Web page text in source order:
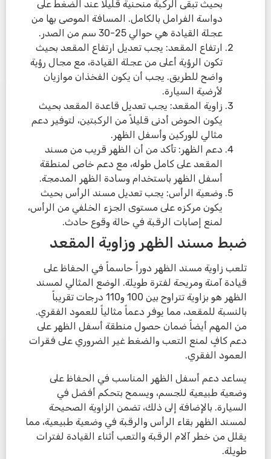
بحيث تبقى الركبة منحنية قليلاً عند الضغط على
دواسة الفرامل بالكامل. المسافة الموصى بها من
عجلة القيادة هي حوالي 25-30 سم من الصدر.
ارتفاع المقعد: يجب تعديل ارتفاع المقعد بحيث
تكون الرؤية أعلى من عجلة القيادة، مع مجال رؤية
واضح للطريق. يجب أن يكون الفخذان موازيان
لأرضية السيارة.
زاوية المقعد: يجب تعديل قاعدة المقعد بحيث
يكون الحوض أدنى قليلاً من الركبتين، لتوفير دعم
مثالي للوركين وأسفل الظهر.
دعم الظهر: تأكد من أن الظهر قريب من مسند
المقعد على كامل طوله، مع دعم خاص لمنطقة
أسفل الظهر باستخدام وسادة الظهر المدمجة.
وضعية الرأس: يجب تعديل مسند الرأس بحيث
يكون مركزه على مستوى الجزء الخلفي من الرأس،
لمنع إصابات الرقبة في حالة وقوع حادث.
ضبط مسند الظهر وزاوية المقعد
تلعب زاوية مسند الظهر دوراً حاسماً في الحفاظ على
قيادة آمنة ومريحة لفترة طويلة. الوضع المثالي لمسند
الظهر هو بزاوية تتراوح بين 100 و110 درجات تقريباً
بالنسبة للمقعد، مما يوفر دعماً مثالياً للعمود الفقري.
من المهم أيضاً ضمان حصول منطقة أسفل الظهر على
دعم كافٍ لمنع التعب والضغط غير الضروري على فقرات
العمود الفقري.
يساعد دعم أسفل الظهر المناسب في الحفاظ على
وضعية طبيعية للجسم، ويسمح بتحكم أفضل في
السيارة. بالإضافة إلى ذلك، تضمن الزاوية الصحيحة
لمسند الظهر بقاء الرأس والرقبة في وضعية طبيعية، مما
يقلل من خطر آلام الرقبة والتعب أثناء القيادة لفترات
طويلة.